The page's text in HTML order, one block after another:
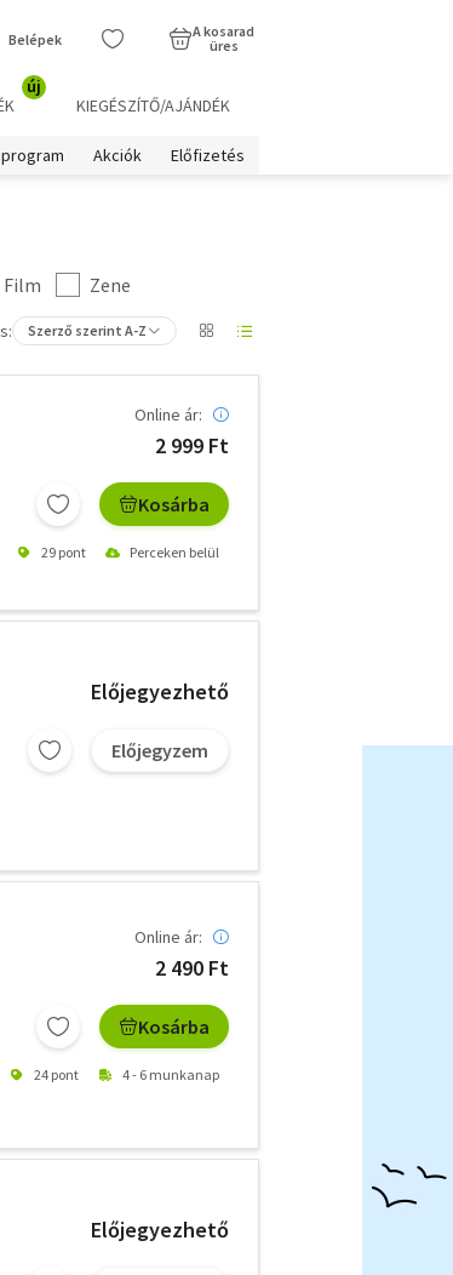
Belépek
A kosarad
üres
új
KIEGÉSZÍTŐ/AJÁNDÉK
Akciók Előfizetés
Film
Zene
Szerző szerint A-Z
Online ár:
2 999 Ft
Kosárba
29 pont Perceken belül
Előjegyezhető
Előjegyzem
Online ár:
2 490 Ft
Kosárba
24 pont 4 - 6 munkanap
Előjegyezhető